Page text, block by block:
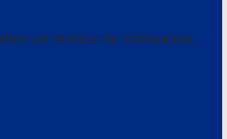
un moteur de croissance.